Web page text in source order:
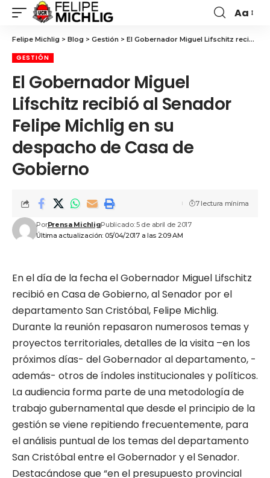
Aa
Felipe Michlig > Blog > Gestión > El Gobernador Miguel Lifschitz recibió al Senador Felipe Michlig en su despacho de Casa de Gobierno
GESTIÓN
El Gobernador Miguel
Lifschitz recibió al Senador
Felipe Michlig en su
despacho de Casa de
Gobierno
Última actualización: 05/04/2017 a las 2:09 AM
PorPrensa MichligPublicado: 5 de abril de 2017
7 lectura mínima
En el día de la fecha el Gobernador Miguel Lifschitz
recibió en Casa de Gobierno, al Senador por el
departamento San Cristóbal, Felipe Michlig.
Durante la reunión repasaron numerosos temas y
proyectos territoriales, detalles de la visita –en los
próximos días- del Gobernador al departamento, -
además- otros de índoles institucionales y políticos.
La audiencia forma parte de una metodología de
trabajo gubernamental que desde el principio de la
gestión se viene repitiendo frecuentemente, para
el análisis puntual de los temas del departamento
San Cristóbal entre el Gobernador y el Senador.
Destacándose que “en el presupuesto provincial